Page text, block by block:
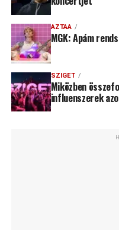
AZTAA
MGK: Apám
SZIGET
Miközben
influenszerek